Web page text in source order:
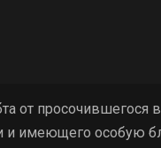
от просочившегося
и имеющего особую